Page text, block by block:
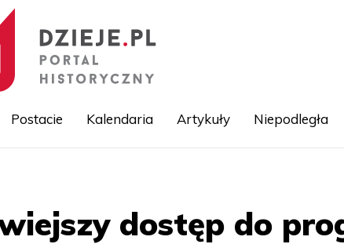
treści
Postacie Kalendaria Artykuły Niepodległa
dostęp do